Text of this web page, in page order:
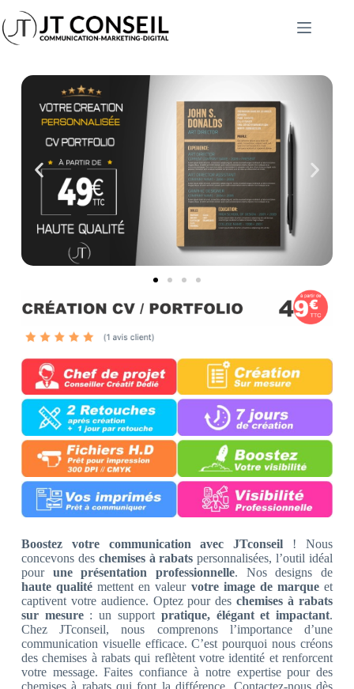
Boostez votre communication avec JTconseil ! Nous
concevons des chemises à rabats personnalisées, l’outil idéal
pour une présentation professionnelle. Nos designs de
haute qualité mettent en valeur votre image de marque et
captivent votre audience. Optez pour deschemises à rabats
sur mesure: un support pratique, élégant et impactant.
Chez JTconseil, nous comprenons l’importance d’une
communication visuelle efficace. C’est pourquoi nous créons
des chemises à rabats qui reflètent votre identité et renforcent
votre message. Faites confiance à notre expertise pour des